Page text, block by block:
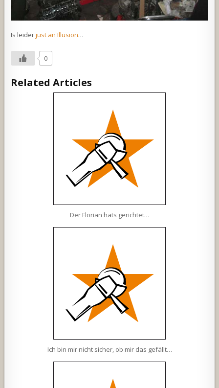
Is leiderjust an Illusion…
0
Related Articles
Der Florian hats gerichtet…
Ich bin mir nicht sicher, ob mir das gefällt…